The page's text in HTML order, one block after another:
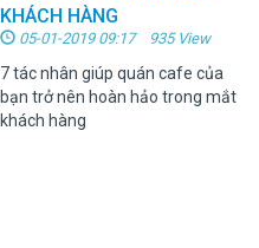
KHÁCH HÀNG
05-01-2019 09:17 935 View
7 tác nhân giúp quán cafe của
bạn trở nên hoàn hảo trong mắt
khách hàng